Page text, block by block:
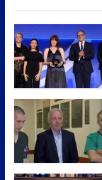
e
b
o
o
k
itt
er